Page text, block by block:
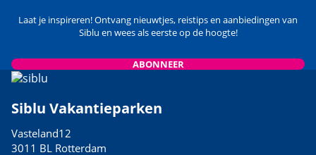
Laat je inspireren! Ontvang nieuwtjes, reistips en aanbiedingen van
Siblu en wees als eerste op de hoogte!
ABONNEER
Siblu Vakantieparken
Vasteland12
3011 BL Rotterdam